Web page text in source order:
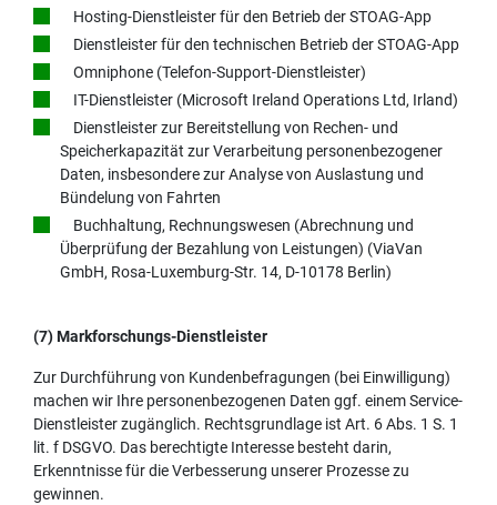
Hosting-Dienstleister für den Betrieb der STOAG-App
Dienstleister für den technischen Betrieb der STOAG-App
Omniphone (Telefon-Support-Dienstleister)
IT-Dienstleister (Microsoft Ireland Operations Ltd, Irland)
Dienstleister zur Bereitstellung von Rechen- und
Speicherkapazität zur Verarbeitung personenbezogener
Daten, insbesondere zur Analyse von Auslastung und
Bündelung von Fahrten
Buchhaltung, Rechnungswesen (Abrechnung und
Überprüfung der Bezahlung von Leistungen) (ViaVan
GmbH, Rosa-Luxemburg-Str. 14, D-10178 Berlin)
(7) Markforschungs-Dienstleister
Zur Durchführung von Kundenbefragungen (bei Einwilligung)
machen wir Ihre personenbezogenen Daten ggf. einem Service-
Dienstleister zugänglich. Rechtsgrundlage ist Art. 6 Abs. 1 S. 1
lit. f DSGVO. Das berechtigte Interesse besteht darin,
Erkenntnisse für die Verbesserung unserer Prozesse zu
gewinnen.